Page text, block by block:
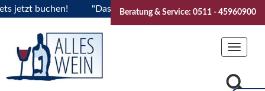
buchen! "Das Sommerfest 2026" Vive la
Beratung & Service: 0511 - 45960900
Toggle